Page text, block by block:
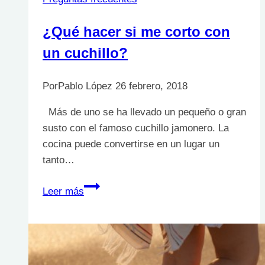
¿Qué hacer si me corto con
un cuchillo?
PorPablo López 26 febrero, 2018
Más de uno se ha llevado un pequeño o gran
susto con el famoso cuchillo jamonero. La
cocina puede convertirse en un lugar un
tanto…
Leer más
¿Qué
corto